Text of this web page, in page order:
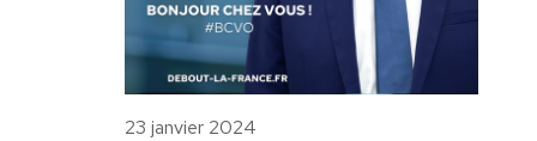
23 janvier 2024